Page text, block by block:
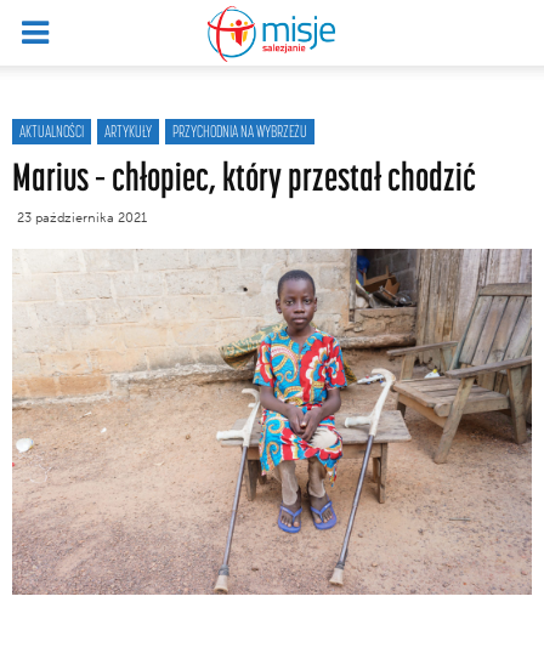
AKTUALNOŚCI ARTYKUŁY PRZYCHODNIA NA WYBRZEŻU
Marius – chłopiec, który przestał chodzić
23 października 2021